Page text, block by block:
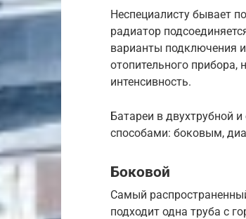
Неспециалисту бывает
радиатор
варианты подключения
отопительного прибора,
интенсивность.
Батареи в двухтрубной
способами: боковым,
Боковой
Самый
подходит одна труба с